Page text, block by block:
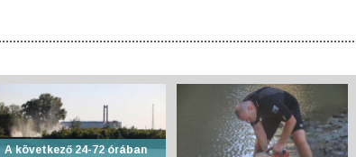
A következő 24-72 órában